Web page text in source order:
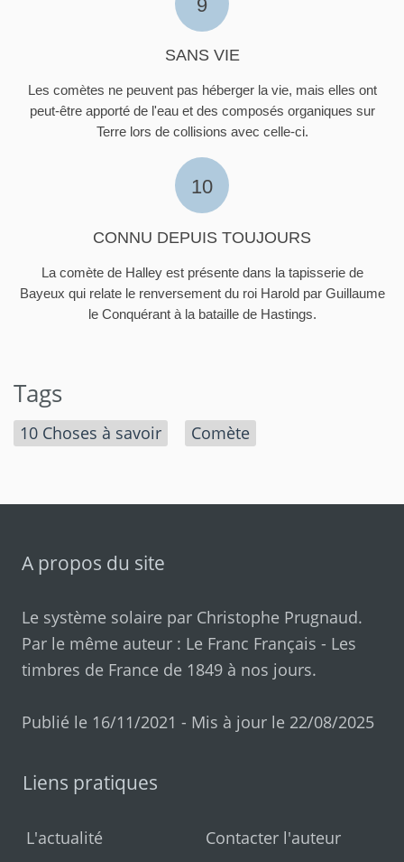
9
SANS VIE
Les comètes ne peuvent pas héberger la vie, mais elles ont
peut-être apporté de l'eau et des composés organiques sur
Terre lors de collisions avec celle-ci.
10
CONNU DEPUIS TOUJOURS
La comète de Halley est présente dans la tapisserie de
Bayeux qui relate le renversement du roi Harold par Guillaume
le Conquérant à la bataille de Hastings.
Tags
10 Choses à savoir Comète
A propos du site
Le système solaire par Christophe Prugnaud.
Par le même auteur : Le Franc Français - Les
timbres de France de 1849 à nos jours.
Publié le 16/11/2021 - Mis à jour le 22/08/2025
Liens pratiques
L'actualité
Contacter l'auteur